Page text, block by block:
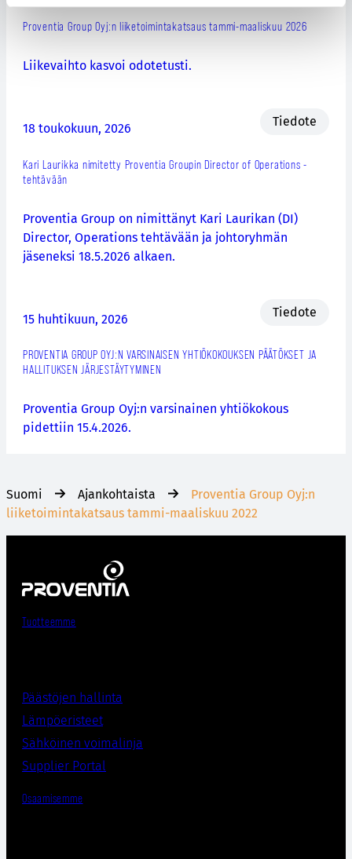
Proventia Group Oyj:n liiketoimintakatsaus tammi-maaliskuu 2026
Liikevaihto kasvoi odotetusti.
18 toukokuun, 2026 Tiedote
Kari Laurikka nimitetty Proventia Groupin Director of Operations -
tehtävään
Proventia Group on nimittänyt Kari Laurikan (DI)
Director, Operations tehtävään ja johtoryhmän
jäseneksi 18.5.2026 alkaen.
15 huhtikuun, 2026 Tiedote
PROVENTIA GROUP OYJ:N VARSINAISEN YHTIÖKOKOUKSEN PÄÄTÖKSET JA
HALLITUKSEN JÄRJESTÄYTYMINEN
Proventia Group Oyj:n varsinainen yhtiökokous
pidettiin 15.4.2026.
Suomi Ajankohtaista
Proventia Group Oyj:n
liiketoimintakatsaus tammi-maaliskuu 2022
Tuotteemme
Päästöjen hallinta
Lämpöeristeet
Sähköinen voimalinja
Supplier Portal
Osaamisemme